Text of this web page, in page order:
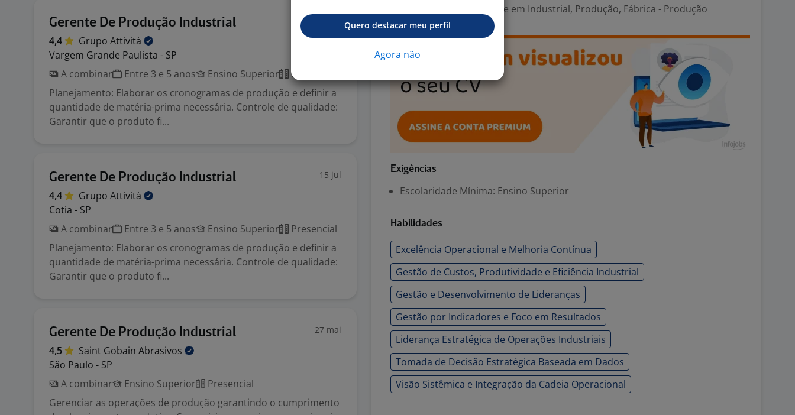
Gerente De Produção Industrial
4,4 Grupo Attività
Vargem Grande Paulista - SP
A combinar
Entre 3 e 5 anos Ensino Superior
Presencial
Planejamento: Elaborar os cronogramas de produção e definir a
quantidade de matéria-prima necessária. Controle de qualidade:
Garantir que o produto fi...
Gerente De Produção Industrial 15 jul
4,4 Grupo Attività
Cotia - SP
A combinar
Entre 3 e 5 anos Ensino Superior
Presencial
Planejamento: Elaborar os cronogramas de produção e definir a
quantidade de matéria-prima necessária. Controle de qualidade:
Garantir que o produto fi...
Gerente De Produção Industrial 27 mai
4,5 Saint Gobain Abrasivos
São Paulo - SP
A combinar
Ensino Superior
Presencial
Gerenciar as operações de produção garantindo o cumprimento
Gerente em Industrial, Produção, Fábrica - Produção
Exigências
Escolaridade Mínima: Ensino Superior
Habilidades
Excelência Operacional e Melhoria Contínua
Gestão de Custos, Produtividade e Eficiência Industrial
Gestão e Desenvolvimento de Lideranças
Gestão por Indicadores e Foco em Resultados
Liderança Estratégica de Operações Industriais
Tomada de Decisão Estratégica Baseada em Dados
Visão Sistêmica e Integração da Cadeia Operacional
Quero destacar meu perfil
Agora não